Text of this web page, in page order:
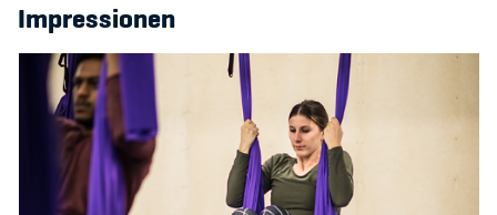
Infomails
Kinderbetreuung
Krankenversicherung
Schwangerschaft & Sport
Impressionen